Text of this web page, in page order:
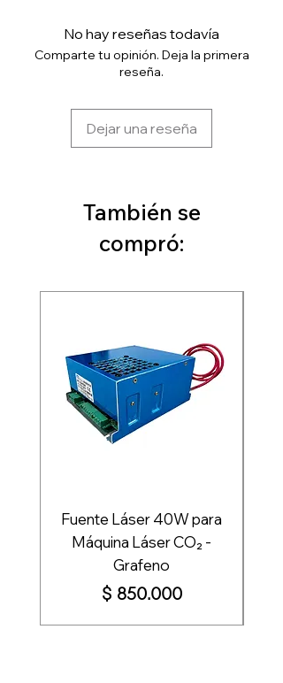
No hay reseñas todavía
Comparte tu opinión. Deja la primera
reseña.
Dejar una reseña
También se
compró:
Fuente Láser 40W para
Máquina Láser CO₂ -
Grafeno
Precio
$ 850.000